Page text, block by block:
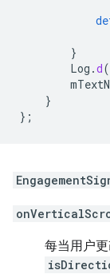
}
Log .d(
}
};
每当用户